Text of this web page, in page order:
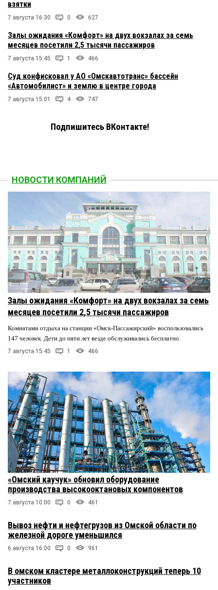
взятки
7 августа 16:30 0 627
Залы ожидания «Комфорт» на двух вокзалах за семь
месяцев посетили 2,5 тысячи пассажиров
7 августа 15:45 1 466
Суд конфисковал у АО «Омскавтотранс» бассейн
«Автомобилист» и землю в центре города
7 августа 15:01 4 747
Подпишитесь ВКонтакте!
НОВОСТИ КОМПАНИЙ
Залы ожидания «Комфорт» на двух вокзалах за семь
месяцев посетили 2,5 тысячи пассажиров
Комнатами отдыха на станции «Омск-Пассажирский» воспользовались
147 человек. Дети до пяти лет везде обслуживались бесплатно.
7 августа 15:45 1 466
«Омский каучук» обновил оборудование
производства высокооктановых компонентов
7 августа 10:00 0 461
Вывоз нефти и нефтегрузов из Омской области по
железной дороге уменьшился
6 августа 16:00 0 961
В омском кластере металлоконструкций теперь 10
участников